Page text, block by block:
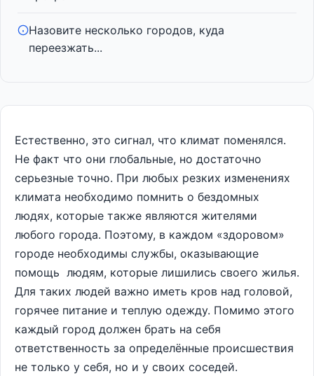
Назовите несколько городов, куда
переезжать...
Естественно, это сигнал, что климат поменялся.
Не факт что они глобальные, но достаточно
серьезные точно. При любых резких изменениях
климата необходимо помнить о бездомных
людях, которые также являются жителями
любого города. Поэтому, в каждом «здоровом»
городе необходимы службы, оказывающие
помощь людям, которые лишились своего жилья.
Для таких людей важно иметь кров над головой,
горячее питание и теплую одежду. Помимо этого
каждый город должен брать на себя
ответственность за определённые происшествия
не только у себя, но и у своих соседей.